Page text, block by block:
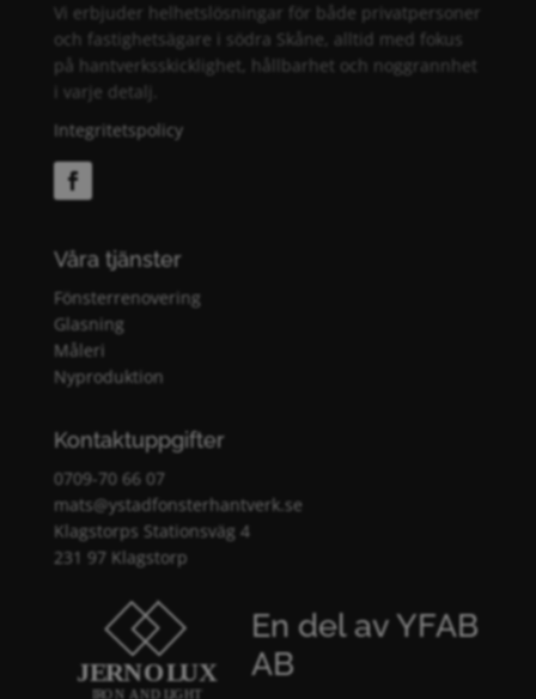
Vi erbjuder helhetslösningar för både privatpersoner
och fastighetsägare i södra Skåne, alltid med fokus
på hantverksskicklighet, hållbarhet och noggrannhet
i varje detalj.
Integritetspolicy
Våra tjänster
Fönsterrenovering
Glasning
Måleri
Nyproduktion
Kontaktuppgifter
0709-70 66 07
mats@ystadfonsterhantverk.se
Klagstorps Stationsväg 4
231 97 Klagstorp
En del av YFAB
AB